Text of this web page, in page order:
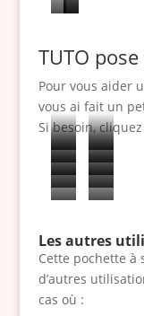
S
r
p
i
q
u
r
e
n
c
o
R
n
d
u
s
u
r
l
e
x
t
R
n
d
u
s
u
r
l
i
n
t
TUTO
Pour vous aider
vous ai fait un
Si besoin,
M
ar
q
e
In
s
ér
z
R
e
d
u
c
ô
Aj
o
te
r
l’
Pi
n
e
z
f
L
a
re
m
F
m
e
z
la
Pl
c
e
z
Pi
e
z
T
d
a
Les autres
Cette pochette à
d’autres
cas où :